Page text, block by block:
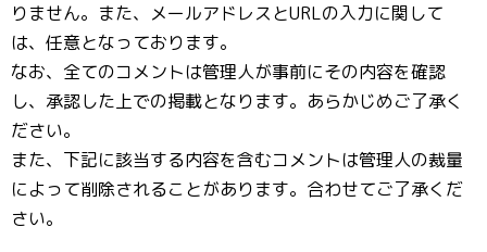
りません。また、メールアドレスとURLの入力に関して
は、任意となっております。
なお、全てのコメントは管理人が事前にその内容を確認
し、承認した上での掲載となります。あらかじめご了承く
ださい。
また、下記に該当する内容を含むコメントは管理人の裁量
によって削除されることがあります。合わせてご了承くだ
さい。